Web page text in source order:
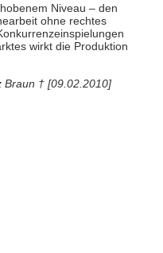
Niveau – den
ohne rechtes
wirkt die Produktion
Braun † [09.02.2010]